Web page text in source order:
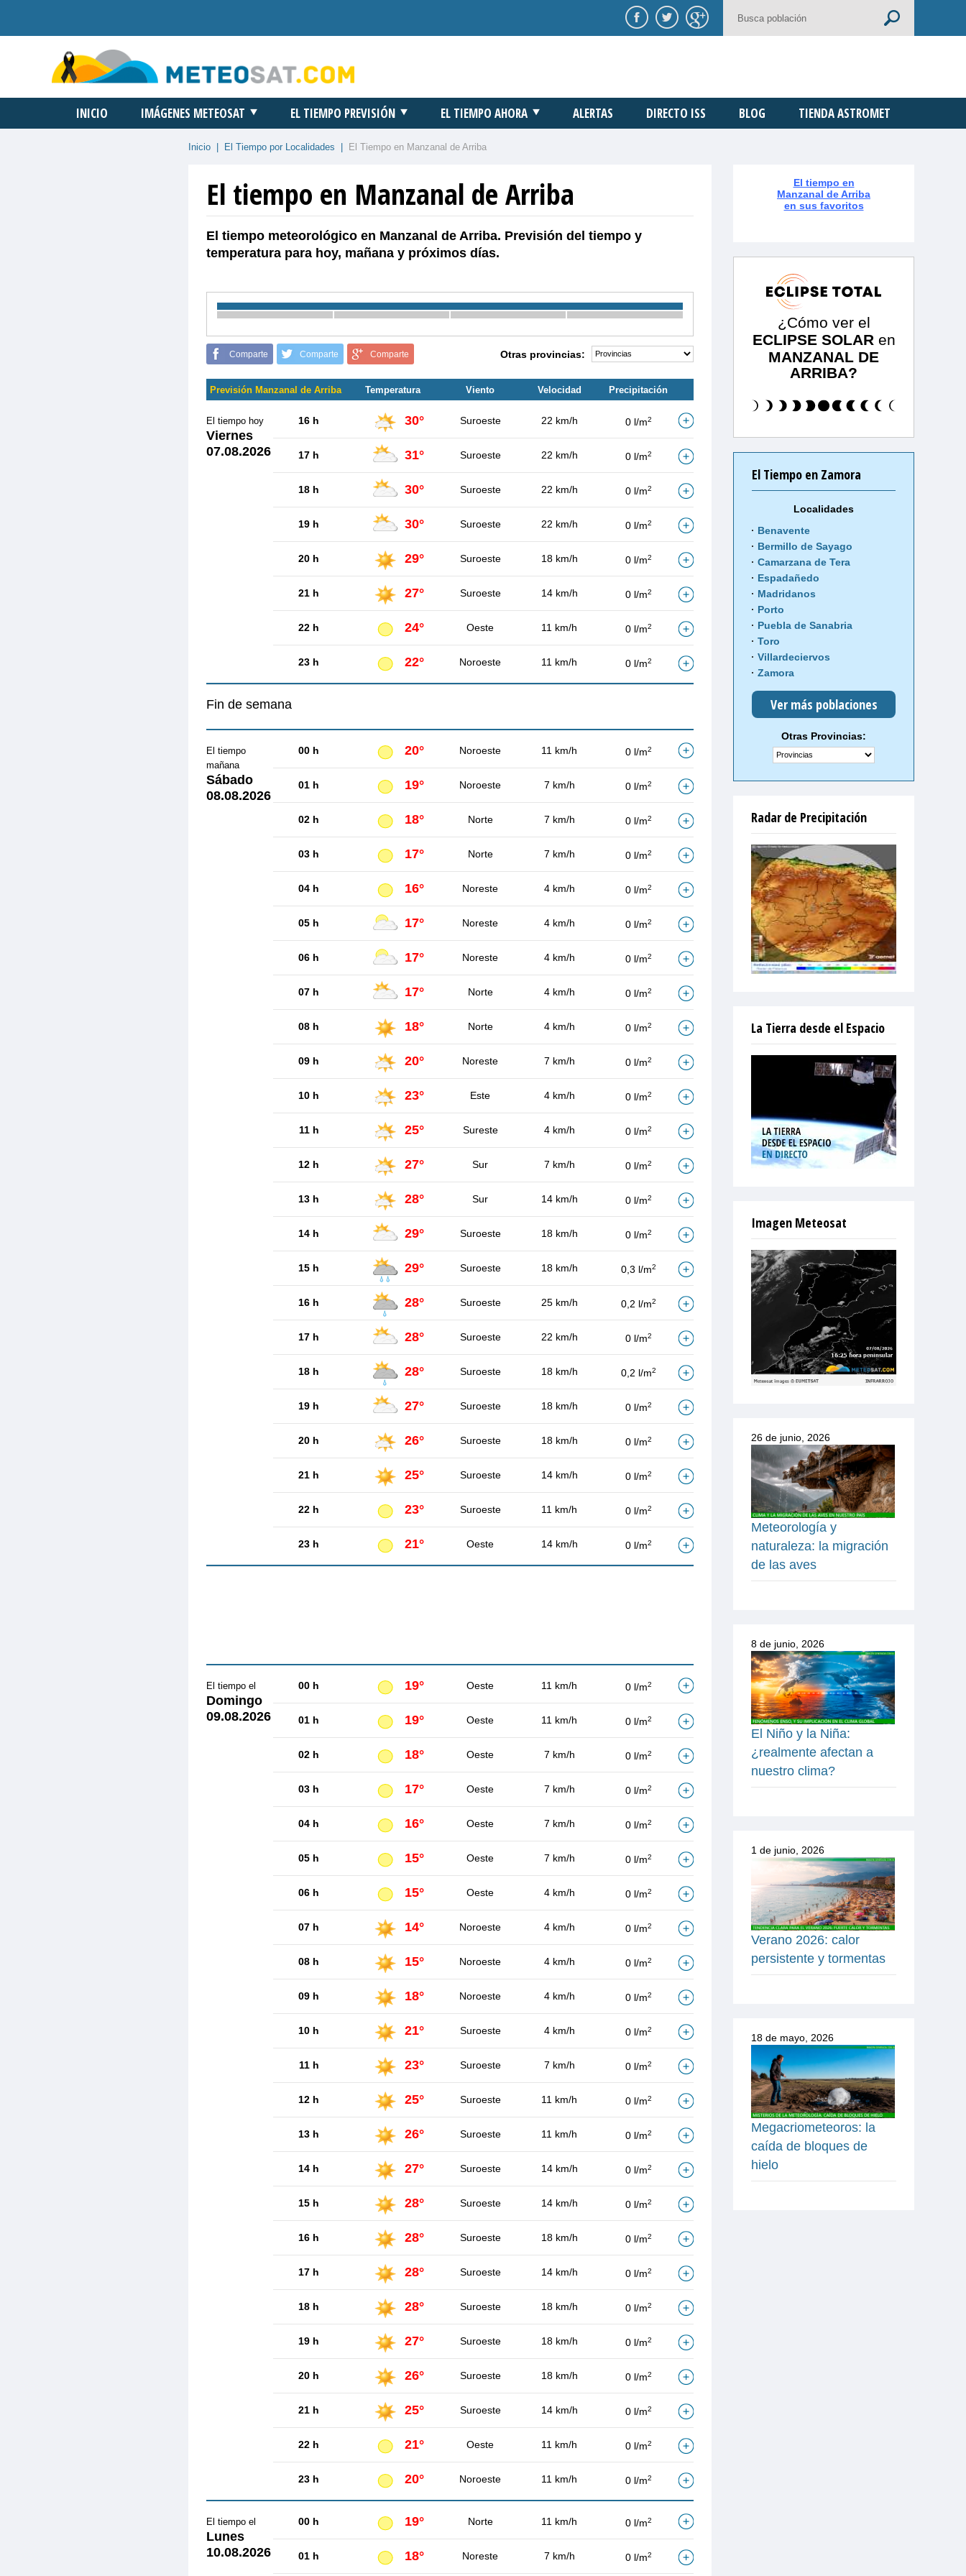
INICIO IMÁGENES METEOSAT EL TIEMPO PREVISIÓN EL TIEMPO AHORA ALERTAS DIRECTO ISS BLOG TIENDA ASTROMET
Inicio El Tiempo por Localidades El Tiempo en Manzanal de Arriba
El tiempo en Manzanal de Arriba
El tiempo meteorológico en Manzanal de Arriba. Previsión del tiempo y
temperatura para hoy, mañana y próximos días.
Comparte Comparte Comparte Otras provincias:
Previsión Manzanal de Arriba Temperatura Viento Velocidad Precipitación
El tiempo hoy
Viernes
07.08.2026
16 h 30° Suroeste 22 km/h 0 l/m2
17 h 31° Suroeste 22 km/h 0 l/m2
18 h 30° Suroeste 22 km/h 0 l/m2
19 h 30° Suroeste 22 km/h 0 l/m2
20 h 29° Suroeste 18 km/h 0 l/m2
21 h 27° Suroeste 14 km/h 0 l/m2
22 h 24° Oeste 11 km/h 0 l/m2
23 h 22° Noroeste 11 km/h 0 l/m2
Fin de semana
El tiempo
mañana
Sábado
08.08.2026
00 h 20° Noroeste 11 km/h 0 l/m2
01 h 19° Noroeste 7 km/h 0 l/m2
02 h 18° Norte 7 km/h 0 l/m2
03 h 17° Norte 7 km/h 0 l/m2
04 h 16° Noreste 4 km/h 0 l/m2
05 h 17° Noreste 4 km/h 0 l/m2
06 h 17° Noreste 4 km/h 0 l/m2
07 h 17° Norte 4 km/h 0 l/m2
08 h 18° Norte 4 km/h 0 l/m2
09 h 20° Noreste 7 km/h 0 l/m2
10 h 23° Este 4 km/h 0 l/m2
11 h 25° Sureste 4 km/h 0 l/m2
12 h 27° Sur 7 km/h 0 l/m2
13 h 28° Sur 14 km/h 0 l/m2
14 h 29° Suroeste 18 km/h 0 l/m2
15 h 29° Suroeste 18 km/h 0,3 l/m2
16 h 28° Suroeste 25 km/h 0,2 l/m2
17 h 28° Suroeste 22 km/h 0 l/m2
18 h 28° Suroeste 18 km/h 0,2 l/m2
19 h 27° Suroeste 18 km/h 0 l/m2
20 h 26° Suroeste 18 km/h 0 l/m2
21 h 25° Suroeste 14 km/h 0 l/m2
22 h 23° Suroeste 11 km/h 0 l/m2
23 h 21° Oeste 14 km/h 0 l/m2
El tiempo el
Domingo
09.08.2026
00 h 19° Oeste 11 km/h 0 l/m2
01 h 19° Oeste 11 km/h 0 l/m2
02 h 18° Oeste 7 km/h 0 l/m2
03 h 17° Oeste 7 km/h 0 l/m2
04 h 16° Oeste 7 km/h 0 l/m2
05 h 15° Oeste 7 km/h 0 l/m2
06 h 15° Oeste 4 km/h 0 l/m2
07 h 14° Noroeste 4 km/h 0 l/m2
08 h 15° Noroeste 4 km/h 0 l/m2
09 h 18° Noroeste 4 km/h 0 l/m2
10 h 21° Suroeste 4 km/h 0 l/m2
11 h 23° Suroeste 7 km/h 0 l/m2
12 h 25° Suroeste 11 km/h 0 l/m2
13 h 26° Suroeste 11 km/h 0 l/m2
14 h 27° Suroeste 14 km/h 0 l/m2
15 h 28° Suroeste 14 km/h 0 l/m2
16 h 28° Suroeste 18 km/h 0 l/m2
17 h 28° Suroeste 14 km/h 0 l/m2
18 h 28° Suroeste 18 km/h 0 l/m2
19 h 27° Suroeste 18 km/h 0 l/m2
20 h 26° Suroeste 18 km/h 0 l/m2
21 h 25° Suroeste 14 km/h 0 l/m2
22 h 21° Oeste 11 km/h 0 l/m2
23 h 20° Noroeste 11 km/h 0 l/m2
El tiempo el
Lunes
10.08.2026
00 h 19° Norte 11 km/h 0 l/m2
01 h 18° Noreste 7 km/h 0 l/m2
El tiempo en
Manzanal de Arriba
en sus favoritos
¿Cómo ver el
ECLIPSE SOLAR en
MANZANAL DE
ARRIBA?
El Tiempo en Zamora
Localidades
Benavente
Bermillo de Sayago
Camarzana de Tera
Espadañedo
Madridanos
Porto
Puebla de Sanabria
Toro
Villardeciervos
Zamora
Ver más poblaciones
Otras Provincias:
Radar de Precipitación
La Tierra desde el Espacio
Imagen Meteosat
26 de junio, 2026
Meteorología y
naturaleza: la migración
de las aves
8 de junio, 2026
El Niño y la Niña:
¿realmente afectan a
nuestro clima?
1 de junio, 2026
Verano 2026: calor
persistente y tormentas
18 de mayo, 2026
Megacriometeoros: la
caída de bloques de
hielo